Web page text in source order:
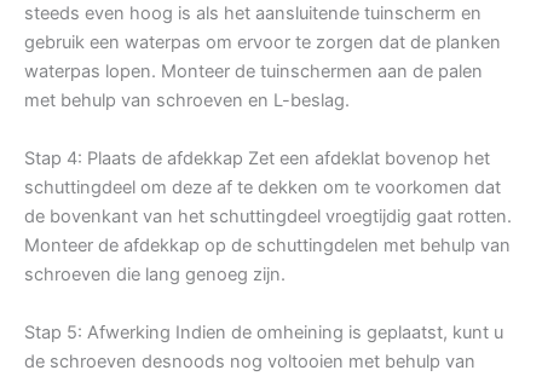
steeds even hoog is als het aansluitende tuinscherm en
gebruik een waterpas om ervoor te zorgen dat de planken
waterpas lopen. Monteer de tuinschermen aan de palen
met behulp van schroeven en L-beslag.
Stap 4: Plaats de afdekkap Zet een afdeklat bovenop het
schuttingdeel om deze af te dekken om te voorkomen dat
de bovenkant van het schuttingdeel vroegtijdig gaat rotten.
Monteer de afdekkap op de schuttingdelen met behulp van
schroeven die lang genoeg zijn.
Stap 5: Afwerking Indien de omheining is geplaatst, kunt u
de schroeven desnoods nog voltooien met behulp van